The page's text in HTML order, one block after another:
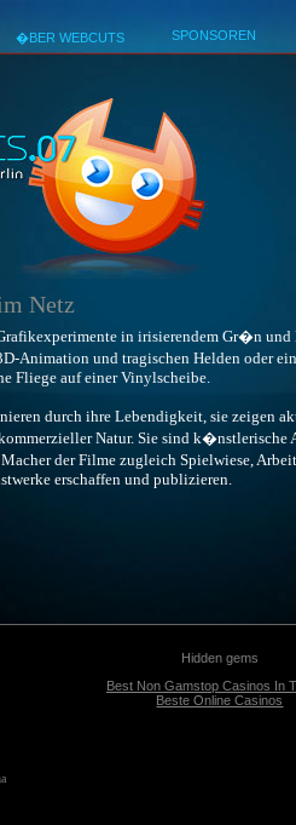
�BER WEBCUTS SPONSOREN
Netz
in irisierendem Gr�n
Animation und tragischen Helden oder
Fliege auf einer Vinylscheibe.
durch ihre Lebendigkeit, sie zeigen
Natur. Sie sind k�nstlerische
der Filme zugleich Spielwiese,
erschaffen und publizieren.
Best